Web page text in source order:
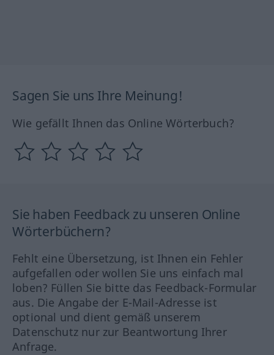
Sagen Sie uns Ihre Meinung!
Wie gefällt Ihnen das Online Wörterbuch?
Sie haben Feedback zu unseren Online
Wörterbüchern?
Fehlt eine Übersetzung, ist Ihnen ein Fehler
aufgefallen oder wollen Sie uns einfach mal
loben? Füllen Sie bitte das Feedback-Formular
aus. Die Angabe der E-Mail-Adresse ist
optional und dient gemäß unserem
Datenschutz nur zur Beantwortung Ihrer
Anfrage.